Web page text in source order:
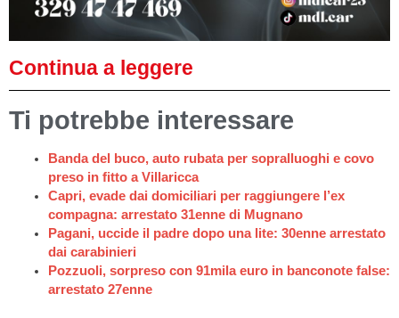
Continua a leggere
Ti potrebbe interessare
Banda del buco, auto rubata per sopralluoghi e covo
preso in fitto a Villaricca
Capri, evade dai domiciliari per raggiungere l’ex
compagna: arrestato 31enne di Mugnano
Pagani, uccide il padre dopo una lite: 30enne arrestato
dai carabinieri
Pozzuoli, sorpreso con 91mila euro in banconote false:
arrestato 27enne